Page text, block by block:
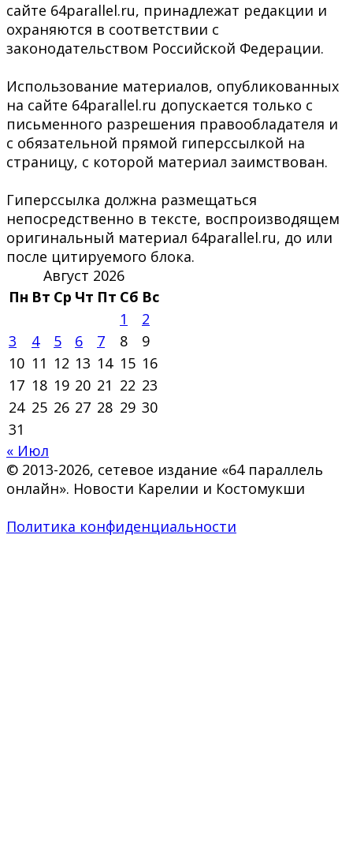
сайте 64parallel.ru, принадлежат редакции и
охраняются в соответствии с
законодательством Российской Федерации.
Использование материалов, опубликованных
на сайте 64parallel.ru допускается только с
письменного разрешения правообладателя и
с обязательной прямой гиперссылкой на
страницу, с которой материал заимствован.
Гиперссылка должна размещаться
непосредственно в тексте, воспроизводящем
оригинальный материал 64parallel.ru, до или
после цитируемого блока.
Август 2026
Пн Вт Ср Чт Пт Сб Вс
1
2
3
4 5 6 7 8
9
10 11 12 13 14 15 16
17 18 19 20 21 22 23
24 25 26 27 28 29 30
31
« Июл
© 2013-2026, сетевое издание «64 параллель
онлайн». Новости Карелии и Костомукши
Политика конфиденциальности